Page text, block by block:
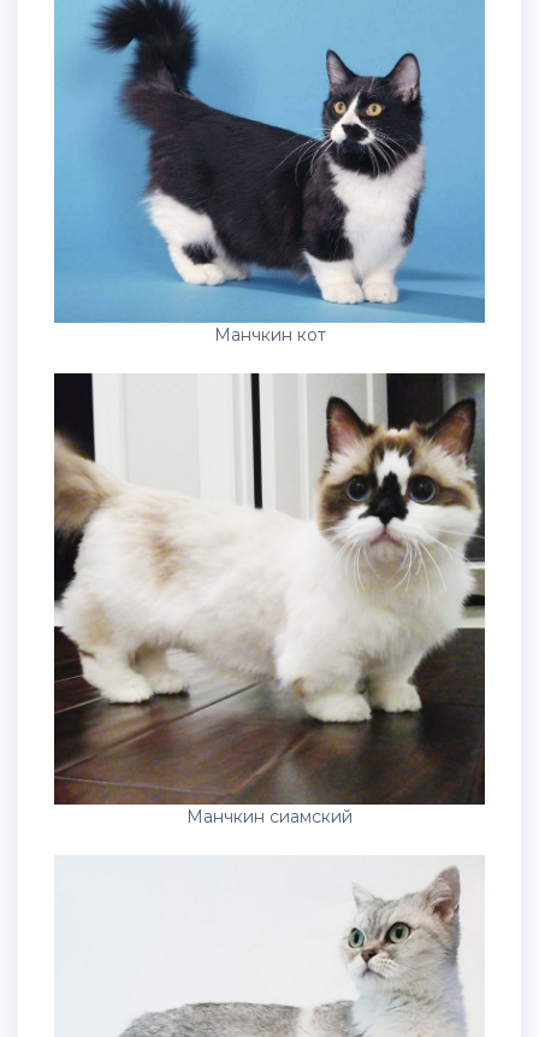
Манчкин кот
Манчкин сиамский